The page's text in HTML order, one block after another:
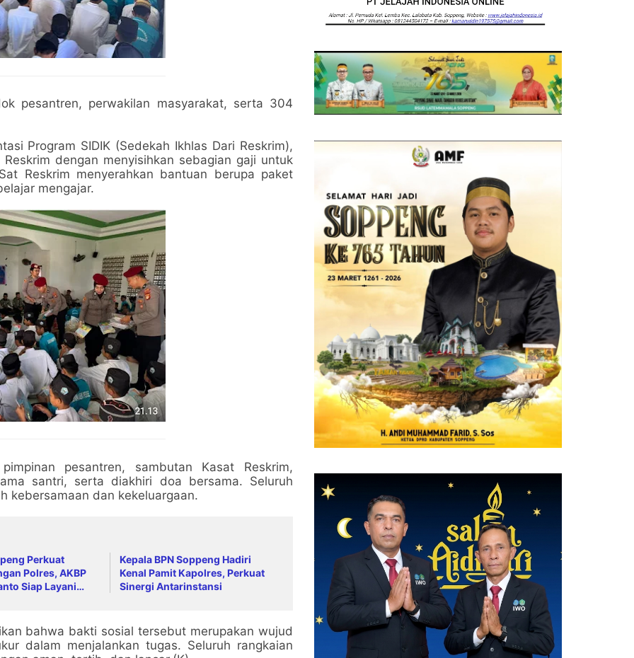
pesantren, perwakilan masyarakat, serta 304
Program SIDIK (Sedekah Ikhlas Dari Reskrim),
dengan menyisihkan sebagian gaji untuk
Reskrim menyerahkan bantuan berupa paket
mengajar.
pesantren, sambutan Kasat Reskrim,
santri, serta diakhiri doa bersama. Seluruh
kebersamaan dan kekeluargaan.
Perkuat
Polres, AKBP
Siap Layani
Kepala BPN Soppeng Hadiri
Kenal Pamit Kapolres, Perkuat
Sinergi Antarinstansi
bahwa bakti sosial tersebut merupakan wujud
dalam menjalankan tugas. Seluruh rangkaian